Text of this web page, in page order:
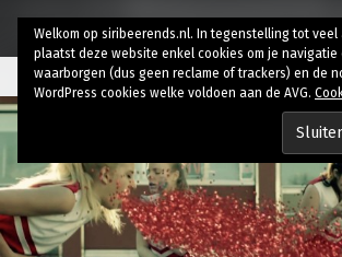
Welkom op siribeerends.nl. In tegenstelling tot
plaatst deze website enkel cookies om je navigatie
waarborgen (dus geen reclame of trackers) en de
WordPress cookies welke voldoen aan de AVG.